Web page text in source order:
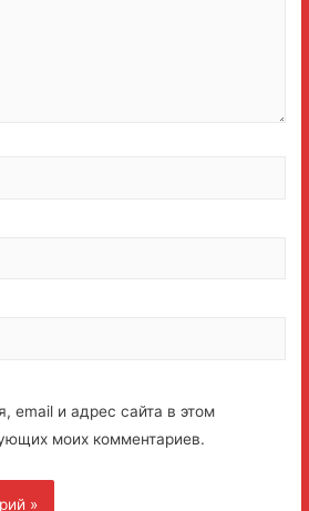
email и адрес сайта в этом
моих комментариев.